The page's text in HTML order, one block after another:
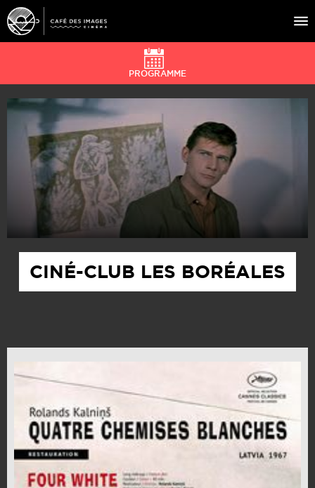
À L’AFFICHE
ÉVÉNEMENTS
CAFÉ DU CINÉ
PRATIQUE
ÉDUCATION AUX IMAGES
PROGRAMME
CINÉ-CLUB LES BORÉALES